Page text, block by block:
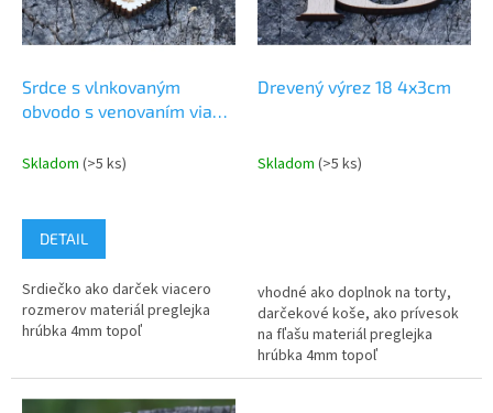
p
Srdce s vlnkovaným
obvodo s venovaním viac
Skladom (>5 ks)
DETAIL
Srdiečko ako darček viacero
rozmerov materiál preglejka
hrúbka 4mm topoľ
Drevený výrez 18 4x3cm
Skladom (>5 ks)
vhodné ako doplnok na torty,
darčekové koše, ako prívesok
na fľašu materiál preglejka
hrúbka 4mm topoľ